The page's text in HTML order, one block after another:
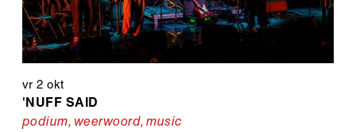
vr 2 okt
'NUFF SAID
podium, weerwoord,music